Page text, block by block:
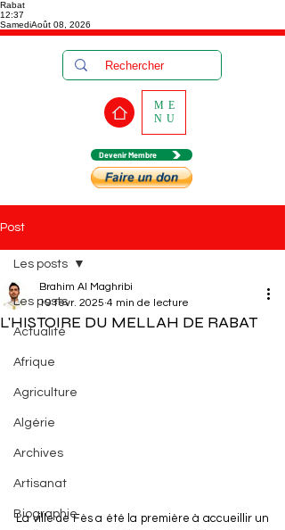
Rabat
12:37
SamediAoût 08, 2026
Devenir Membre
ME
NU
Post
Les posts
Actualité
Afrique
Agriculture
Algérie
Archives
Artisanat
Biographie
Les posts
L'HISTOIRE DU MELLAH DE RABAT
Brahim Al Maghribi
19 févr. 2025 4 min de lecture
La ville de Fès a été la première à accueillir un